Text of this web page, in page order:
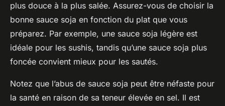
plus douce à la plus salée. Assurez-vous de choisir la
bonne sauce soja en fonction du plat que vous
préparez. Par exemple, une sauce soja légère est
idéale pour les sushis, tandis qu’une sauce soja plus
foncée convient mieux pour les sautés.
Notez que l’abus de sauce soja peut être néfaste pour
la santé en raison de sa teneur élevée en sel. Il est